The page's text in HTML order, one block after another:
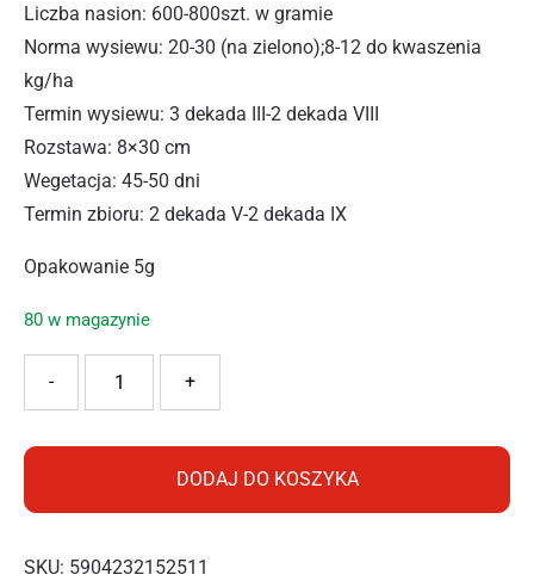
Liczba nasion: 600-800szt. w gramie
Norma wysiewu: 20-30 (na zielono);8-12 do kwaszenia
kg/ha
Termin wysiewu: 3 dekada III-2 dekada VIII
Rozstawa: 8×30 cm
Wegetacja: 45-50 dni
Termin zbioru: 2 dekada V-2 dekada IX
Opakowanie 5g
80 w magazynie
+
-
DODAJ DO KOSZYKA
SKU: 5904232152511